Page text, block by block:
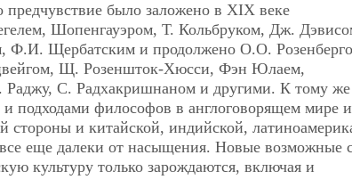
было заложено в XIX веке
Шопенгауэром, Т. Кольбруком, Дж.
Щербатским и продолжено О.О.
Щ. Розеншток-Хюсси, Фэн Юлаем,
С. Радхакришнаном и другими. К тому же
подходами философов в англоговорящем мире и
стороны и китайской, индийской,
еще далеки от насыщения. Новые возможные
культуру только зарождаются, включая и